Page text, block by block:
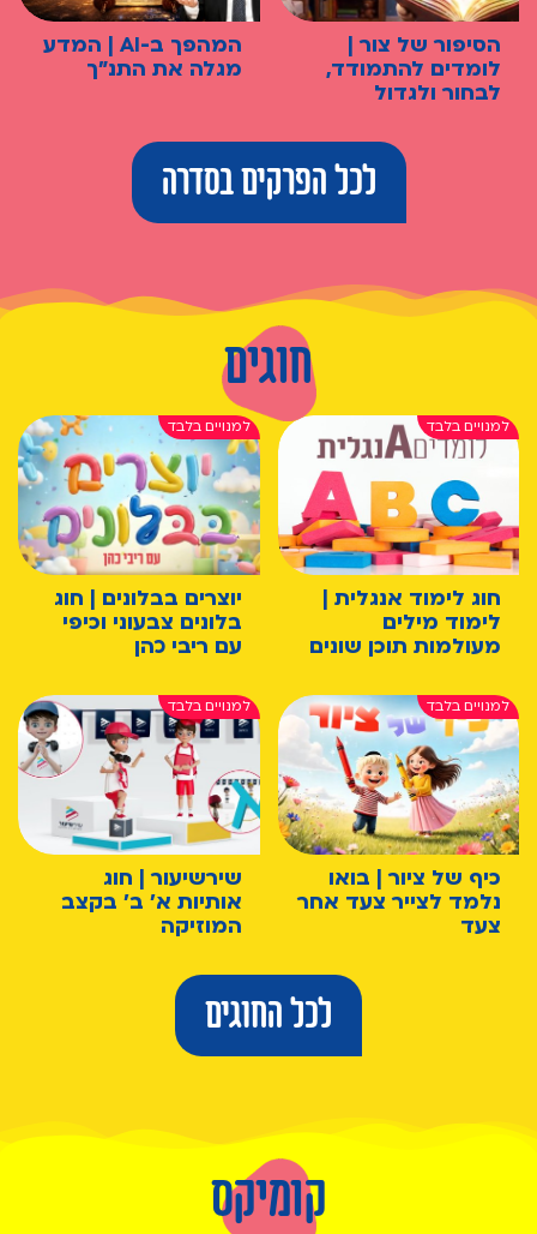
הסיפור של צור |
לומדים להתמודד,
לבחור ולגדול
המהפך ב-AI | המדע
מגלה את התנ"ך
לכל הפרקים בסדרה
חוגים
חוג לימוד אנגלית |
לימוד מילים
מעולמות תוכן שונים
יוצרים בבלונים | חוג
בלונים צבעוני וכיפי
עם ריבי כהן
כיף של ציור | בואו
נלמד לצייר צעד אחר
צעד
שירשיעור | חוג
אותיות א' ב' בקצב
המוזיקה
לכל החוגים
קומיקס